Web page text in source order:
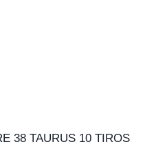
38 TAURUS 10 TIROS